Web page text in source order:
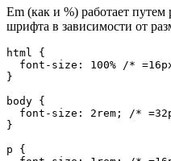
Em (как и %) работает путем
шрифта в зависимости от
html
{
font-size : 100%
/*
}
body {
font-size : 2rem ;
/*
}
p
{